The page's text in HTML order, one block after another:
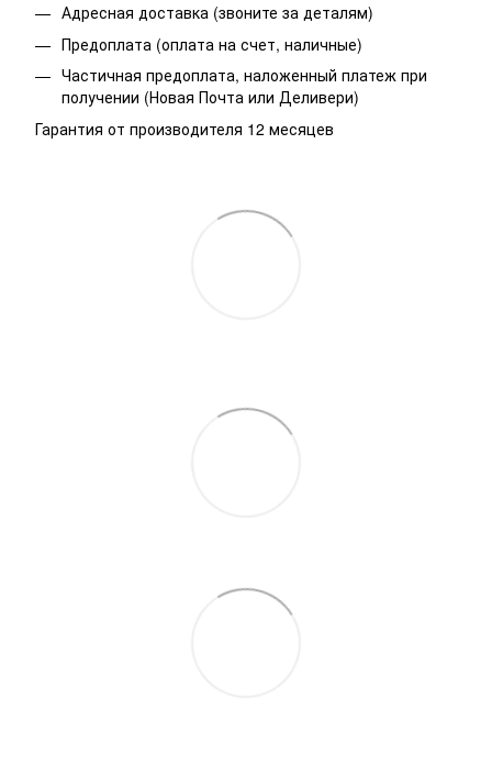
Адресная доставка (звоните за деталям)
Предоплата (оплата на счет, наличные)
Частичная предоплата, наложенный платеж при
получении (Новая Почта или Деливери)
Гарантия от производителя 12 месяцев